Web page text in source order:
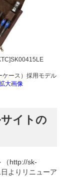
ケース）採用モデル
大画像
イトの
（http://sk-
よりリニューア